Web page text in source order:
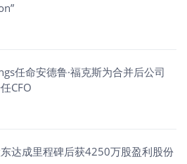
任命安德鲁·福克斯为合并后公司
CFO
达成里程碑后获4250万股盈利股份